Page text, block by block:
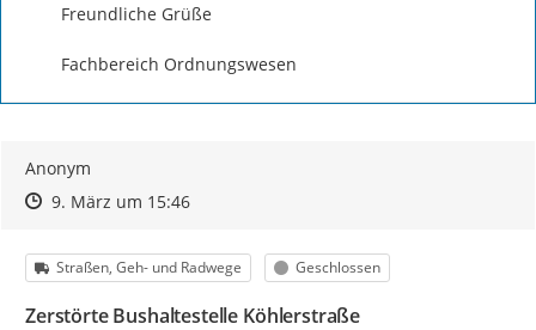
Freundliche Grüße
Fachbereich Ordnungswesen
Anonym
Zeitpunkt des Erstellens
Zeitpunkt des Erstellens
9. März um 15:46Zur Äußerung
Kategorie
Straßen, Geh- und Radwege Status
Geschlossen
Zerstörte Bushaltestelle Köhlerstraße